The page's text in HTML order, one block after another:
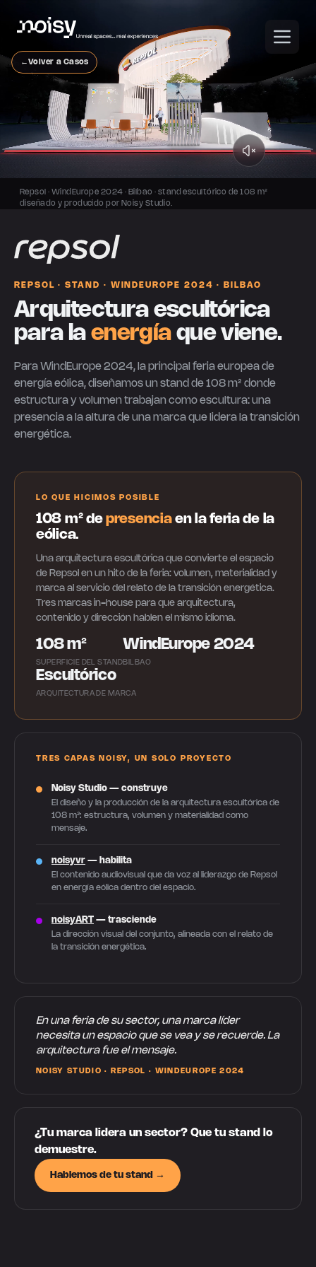
Repsol · WindEurope 2024 · Bilbao · stand escultórico de 108 m²
diseñado y producido por Noisy Studio.
REPSOL · STAND · WINDEUROPE 2024 · BILBAO
Arquitectura escultórica
para la energíaque viene.
Para WindEurope 2024, la principal feria europea de
energía eólica, diseñamos un stand de 108 m² donde
estructura y volumen trabajan como escultura: una
presencia a la altura de una marca que lidera la transición
energética.
LO QUE HICIMOS POSIBLE
108 m² de presenciaen la feria de la
eólica.
Una arquitectura escultórica que convierte el espacio
de Repsol en un hito de la feria: volumen, materialidad y
marca al servicio del relato de la transición energética.
Tres marcas in-house para que arquitectura,
contenido y dirección hablen el mismo idioma.
108 m²
SUPERFICIE DEL STAND
WindEurope 2024
BILBAO
Escultórico
ARQUITECTURA DE MARCA
TRES CAPAS NOISY, UN SOLO PROYECTO
Noisy Studio — construye
El diseño y la producción de la arquitectura escultórica de
108 m²: estructura, volumen y materialidad como
mensaje.
noisyvr — habilita
El contenido audiovisual que da voz al liderazgo de Repsol
en energía eólica dentro del espacio.
noisyART — trasciende
La dirección visual del conjunto, alineada con el relato de
la transición energética.
En una feria de su sector, una marca líder
necesita un espacio que se vea y se recuerde. La
arquitectura fue el mensaje.
NOISY STUDIO · REPSOL · WINDEUROPE 2024
¿Tu marca lidera un sector? Que tu stand lo
demuestre.
Hablemos de tu stand →
←Volver a Casos